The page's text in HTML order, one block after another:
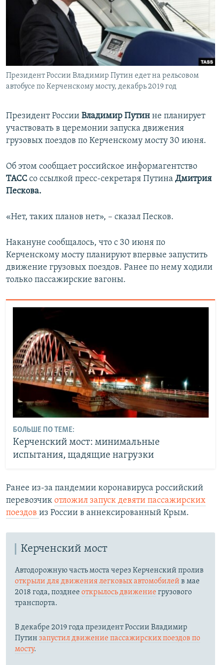
ПОБЕДИТЕЛЕЙ НЕ СУДЯТ?
КРЫМ.НЕПОКОРЕННЫЙ
УКРАИНСКАЯ ПРОБЛЕМА КРЫМА
ПРИСОЕДИНЯЙТЕСЬ!
Все сайты RFE/RL
Президент России Владимир Путин едет на рельсовом
автобусе по Керченскому мосту, декабрь 2019 год
Президент России Владимир Путин не планирует
участвовать в церемонии запуска движения
грузовых поездов по Керченскому мосту 30 июня.
Об этом сообщает российское информагентство
ТАСС со ссылкой пресс-секретаря Путина Дмитрия
Пескова.
«Нет, таких планов нет», – сказал Песков.
Накануне сообщалось, что с 30 июня по
Керченскому мосту планируют впервые запустить
движение грузовых поездов. Ранее по нему ходили
только пассажирские вагоны.
БОЛЬШЕ ПО ТЕМЕ:
Керченский мост: минимальные
испытания, щадящие нагрузки
Ранее из-за пандемии коронавируса российский
перевозчик отложил запуск девяти пассажирских
поездов из России в аннексированный Крым.
Керченский мост
Автодорожную часть моста через Керченский пролив
открыли для движения легковых автомобилей в мае
2018 года, позднее открылось движение грузового
транспорта.
В декабре 2019 года президент России Владимир
Путин запустил движение пассажирских поездов по
мосту.